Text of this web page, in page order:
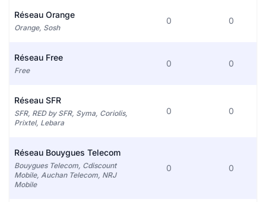
Réseau Orange
Orange, Sosh
0 0
Réseau Free
Free
0 0
Réseau SFR
SFR, RED by SFR, Syma, Coriolis,
Prixtel, Lebara
0 0
Réseau Bouygues Telecom
Bouygues Telecom, Cdiscount
Mobile, Auchan Telecom, NRJ
Mobile
0 0